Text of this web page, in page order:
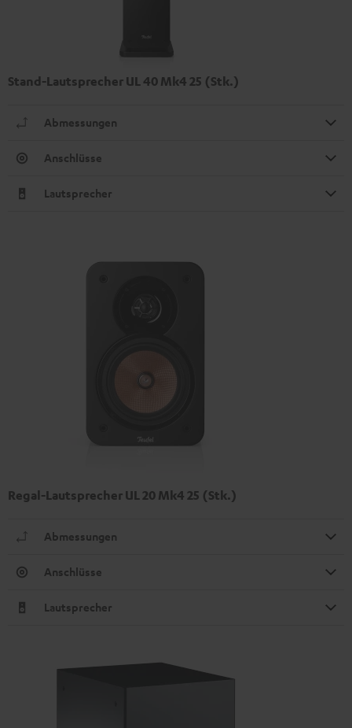
Stand-Lautsprecher UL 40 Mk4 25 (Stk.)
Abmessungen
Anschlüsse
Lautsprecher
Regal-Lautsprecher UL 20 Mk4 25 (Stk.)
Abmessungen
Anschlüsse
Lautsprecher